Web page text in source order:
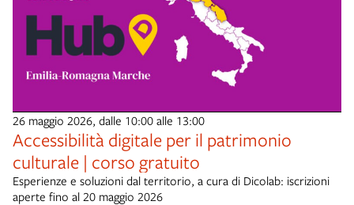
26 maggio 2026, dalle 10:00 alle 13:00
Accessibilità digitale per il patrimonio
culturale | corso gratuito
Esperienze e soluzioni dal territorio, a cura di Dicolab: iscrizioni
aperte fino al 20 maggio 2026